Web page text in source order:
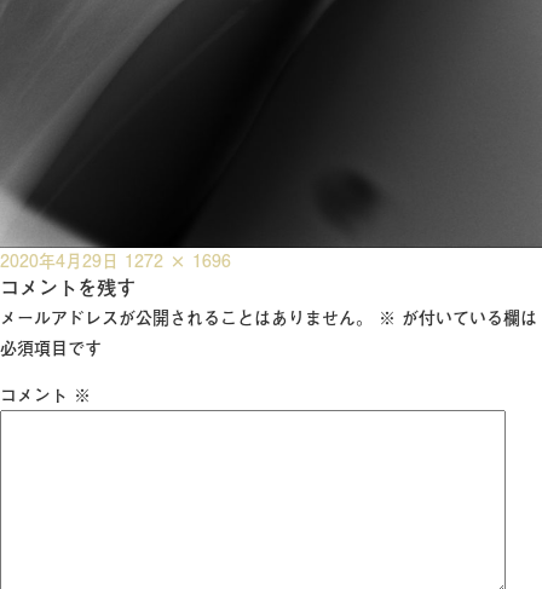
投
稿
日:
2020年4月29日 フ
ル
サ
1272 × 1696
コメントを残す
メールアドレスが公開されることはありません。 ※ が付いている欄は
必須項目です
コメント ※